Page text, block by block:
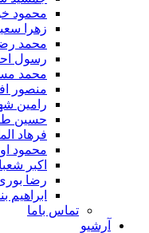
محمود
زهرا
محمد
رسول
محمد
منصور
رامین
حسین
فرهاد
محمود
اکبر
رضا
ابراهیم
تماس باما
آرشیو